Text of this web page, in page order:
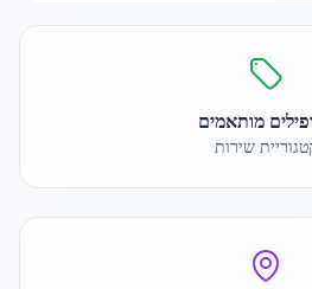
מותאמים
שירות